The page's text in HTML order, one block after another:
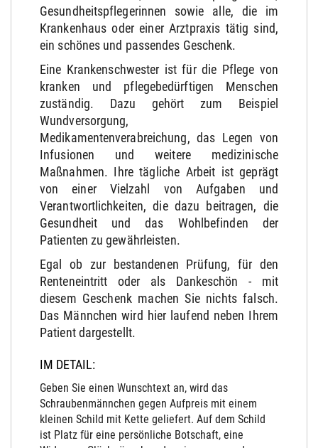
Gesundheitspflegerinnen sowie alle, die im
Krankenhaus oder einer Arztpraxis tätig sind,
ein schönes und passendes Geschenk.
Eine Krankenschwester ist für die Pflege von
kranken und pflegebedürftigen Menschen
zuständig. Dazu gehört zum Beispiel
Wundversorgung,
Medikamentenverabreichung, das Legen von
Infusionen und weitere medizinische
Maßnahmen. Ihre tägliche Arbeit ist geprägt
von einer Vielzahl von Aufgaben und
Verantwortlichkeiten, die dazu beitragen, die
Gesundheit und das Wohlbefinden der
Patienten zu gewährleisten.
Egal ob zur bestandenen Prüfung, für den
Renteneintritt oder als Dankeschön - mit
diesem Geschenk machen Sie nichts falsch.
Das Männchen wird hier laufend neben Ihrem
Patient dargestellt.
IM DETAIL:
Geben Sie einen Wunschtext an, wird das
Schraubenmännchen gegen Aufpreis mit einem
kleinen Schild mit Kette geliefert. Auf dem Schild
ist Platz für eine persönliche Botschaft, eine